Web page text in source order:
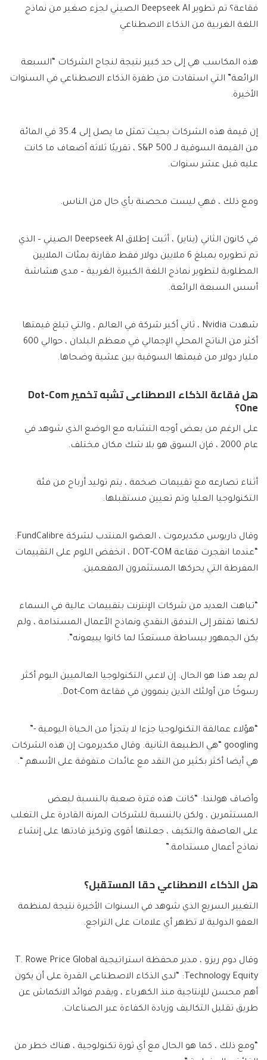
فقاعة؟ تم تطوير Deepseek AI الصيني لجزء صغير من نماذج
اللغة الغربية من الذكاء الاصطناعي
هذه المكاسب هي إلى حد كبير نتيجة لنجاح الشركات “السبعة
الرائعة” التي استفادت من طفرة الذكاء الاصطناعي في السنوات
الأخيرة.
إن قيمة هذه الشركات بحيث تمثل ما يصل إلى 35.4 في المائة
من القيمة السوقية لـ S&P 500 ، تقريبًا ثلاثة أضعاف ما كانت
عليه قبل عشر سنوات.
ومع ذلك ، فهي ليست محصنة بأي حال من الناس.
في كانون الثاني (يناير) ، أثبت إطلاق Deepseek AI الصيني – الذي
تم تطويره بمبلغ 6 ملايين دولار فقط مقارنة بمئات الملايين
المطلوبة لتطوير نماذج اللغة الكبيرة الغربية – مدى هشاشة
أسس السبعة الرائعة.
شهدت Nvidia ، ثاني أكبر شركة في العالم ، والتي تبلغ قيمتها
أكثر من الناتج المحلي الإجمالي في معظم البلدان ، حوالي 600
مليار دولار من قيمتها السوقية بين عشية وضحاها.
هل فقاعة الذكاء الاصطناعى تشبه تخمير Dot-Com
One؟
على الرغم من بعض أوجه التشابه مع الوضع الذي شوهد في
عام 2000 ، فإن السوق هو بلا شك مكان مختلف.
أثناء تصارعه مع تقييمات ضخمة ، يتم توليد أرباح من فئة
التكنولوجيا العليا وتم تعيين مستقبلها.
وقال داريوس مكديرموت ، العضو المنتدب لشركة FundCalibre:
“عندما انفجرت فقاعة DOT-COM ، انخفض اللوم على التقييمات
المفرطة التي يحركها المستثمرون المفعمين.
“تباهت العديد من شركات الإنترنت بتقييمات عالية في السماء
لكنها تفتقر إلى التدفق النقدي ونماذج الأعمال المستدامة ، ولم
يكن الجمهور ببساطة مستعدًا لما كانوا يبيعونه”.
لم يعد هذا هو الحال. إن لاعبي التكنولوجيا العالميين اليوم أكثر
رسوخًا من أولئك الذين ينموون في فقاعة Dot-Com.
“هؤلاء عمالقة التكنولوجيا جزءا لا يتجزأ من الحياة اليومية -”
googling “هي الطبيعة الثانية. وقال مكديرموت إن هذه الشركات
هي أيضا أكثر بكثير من النقد مع عائدات متفوقة على الأسهم “.
وأضاف هولندا: “كانت هذه فترة صعبة بالنسبة لبعض
المستثمرين ، ولكن بالنسبة للشركات المرنة القادرة على التغلب
على العاصفة والتكيف ، جعلتها أقوى وتركيز قادتها على إنشاء
نماذج أعمال مستدامة.”
هل الذكاء الاصطناعي حقا المستقبل؟
التغيير السريع الذي شوهد في السنوات الأخيرة نتيجة لمنظمة
العفو الدولية لا تظهر أي علامات على التراجع.
وقال دوم ريزو ، مدير محفظة استراتيجية T. Rowe Price Global
Technology Equity: “لدى الذكاء الاصطناعى القدرة على أن يكون
أهم محسن للإنتاجية منذ الكهرباء ، ويقدم فوائد الانكماش عن
طريق تقليل التكاليف وزيادة الكفاءة عبر الصناعات.
“ومع ذلك ، كما هو الحال مع أي ثورة تكنولوجية ، هناك خطر من